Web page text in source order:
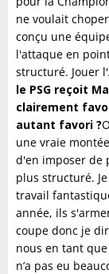
ne voulait
conçu une
l'attaque en
structuré. Jouer
le PSG reçoit
clairement
autant favori ?
une vraie
d'en imposer de
plus structuré.
travail
année, ils
coupe donc je
nous en tant
n’a pas eu